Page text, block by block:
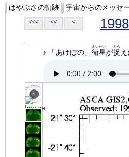
はやぶさの軌跡 宇宙からのメッセ
<<< << <
♪ 「あけぼの」 衛星
えいせい
が捉
とら